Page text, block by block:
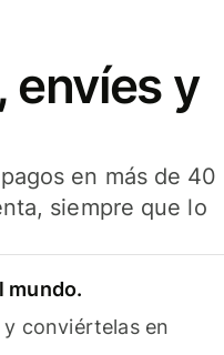
envíes y
en más de 40
siempre que lo
mundo.
conviértelas en